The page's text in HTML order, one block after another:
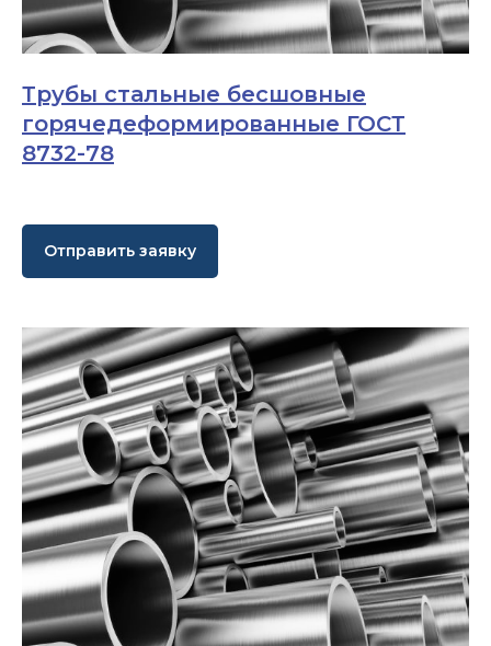
Трубы стальные бесшовные
горячедеформированные ГОСТ
8732-78
Отправить заявку